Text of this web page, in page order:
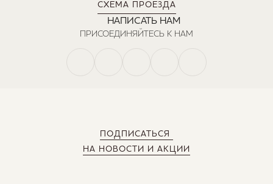
ПОДПИСАТЬСЯ
НА НОВОСТИ И АКЦИИ
СХЕМА ПРОЕЗДА
НАПИСАТЬ НАМ
ПРИСОЕДИНЯЙТЕСЬ К НАМ